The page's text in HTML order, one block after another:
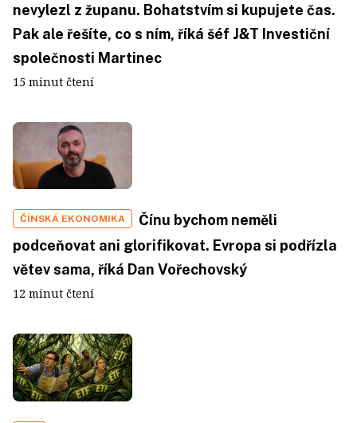
nevylezl z županu. Bohatstvím si kupujete čas.
Pak ale řešíte, co s ním, říká šéf J&T Investiční
společnosti Martinec
15 minut čtení
ČÍNSKÁ EKONOMIKA
Čínu bychom neměli
podceňovat ani glorifikovat. Evropa si podřízla
větev sama, říká Dan Vořechovský
12 minut čtení